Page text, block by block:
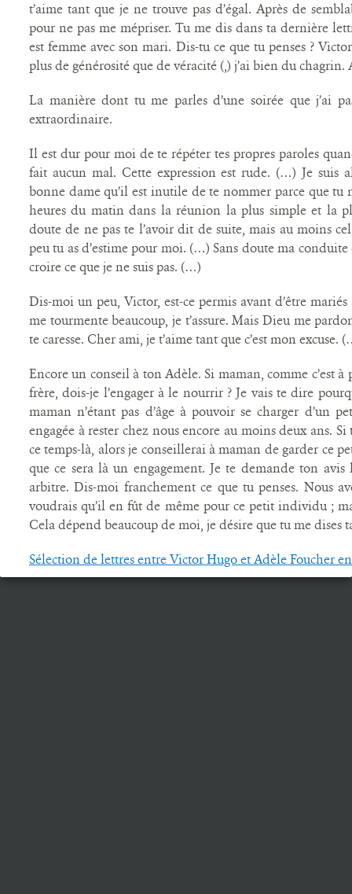
t’aime tant que je ne trouve pas d’égal. Après de
pour ne pas me mépriser. Tu me dis dans ta dernière
est femme avec son mari. Dis-tu ce que tu penses ?
plus de générosité que de véracité (,) j’ai bien du
La manière dont tu me parles d’une soirée que j’ai
extraordinaire.
Il est dur pour moi de te répéter tes propres paroles
fait aucun mal. Cette expression est rude. (…) Je suis
bonne dame qu’il est inutile de te nommer parce que tu
heures du matin dans la réunion la plus simple et la
doute de ne pas te l’avoir dit de suite, mais au moins
peu tu as d’estime pour moi. (…) Sans doute ma
croire ce que je ne suis pas. (…)
Dis-moi un peu, Victor, est-ce permis avant d’être mariés
me tourmente beaucoup, je t’assure. Mais Dieu me
te caresse. Cher ami, je t’aime tant que c’est mon excuse.
Encore un conseil à ton Adèle. Si maman, comme c’est
frère, dois-je l’engager à le nourrir ? Je vais te dire
maman n’étant pas d’âge à pouvoir se charger d’un
engagée à rester chez nous encore au moins deux ans.
ce temps-là, alors je conseillerai à maman de garder ce
que ce sera là un engagement. Je te demande ton
arbitre. Dis-moi franchement ce que tu penses. Nous
voudrais qu’il en fût de même pour ce petit individu ;
Cela dépend beaucoup de moi, je désire que tu me dises
Sélection de lettres entre Victor Hugo et Adèle Foucher